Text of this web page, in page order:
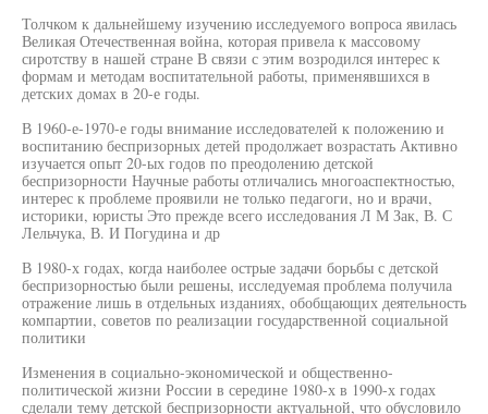
Толчком к дальнейшему изучению исследуемого вопроса явилась
Великая Отечественная война, которая привела к массовому
сиротству в нашей стране В связи с этим возродился интерес к
формам и методам воспитательной работы, применявшихся в
детских домах в 20-е годы.
В 1960-е-1970-е годы внимание исследователей к положению и
воспитанию беспризорных детей продолжает возрастать Активно
изучается опыт 20-ых годов по преодолению детской
беспризорности Научные работы отличались многоаспектностью,
интерес к проблеме проявили не только педагоги, но и врачи,
историки, юристы Это прежде всего исследования Л М Зак, В. С
Лельчука, В. И Погудина и др
В 1980-х годах, когда наиболее острые задачи борьбы с детской
беспризорностью были решены, исследуемая проблема получила
отражение лишь в отдельных изданиях, обобщающих деятельность
компартии, советов по реализации государственной социальной
политики
Изменения в социально-экономической и общественно-
политической жизни России в середине 1980-х в 1990-х годах
сделали тему детской беспризорности актуальной, что обусловило